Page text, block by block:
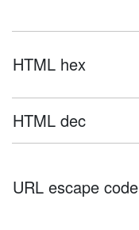
HTML hex
HTML dec
URL escape code